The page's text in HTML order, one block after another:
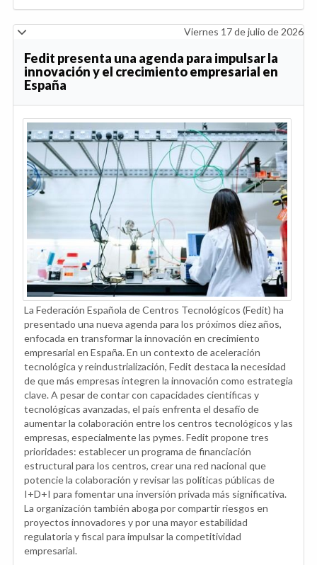
Viernes 17 de julio de 2026
Fedit presenta una agenda para impulsar la
innovación y el crecimiento empresarial en
España
La Federación Española de Centros Tecnológicos (Fedit) ha
presentado una nueva agenda para los próximos diez años,
enfocada en transformar la innovación en crecimiento
empresarial en España. En un contexto de aceleración
tecnológica y reindustrialización, Fedit destaca la necesidad
de que más empresas integren la innovación como estrategia
clave. A pesar de contar con capacidades científicas y
tecnológicas avanzadas, el país enfrenta el desafío de
aumentar la colaboración entre los centros tecnológicos y las
empresas, especialmente las pymes. Fedit propone tres
prioridades: establecer un programa de financiación
estructural para los centros, crear una red nacional que
potencie la colaboración y revisar las políticas públicas de
I+D+I para fomentar una inversión privada más significativa.
La organización también aboga por compartir riesgos en
proyectos innovadores y por una mayor estabilidad
regulatoria y fiscal para impulsar la competitividad
empresarial.